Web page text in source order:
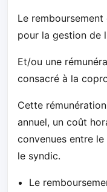
Le
pour la gestion de
Et/ou une
consacré à la
Cette
annuel, un coût
convenues entre le
le syndic.
Le